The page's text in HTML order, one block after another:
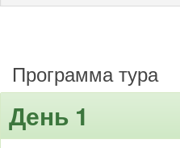
Программа тура
День 1